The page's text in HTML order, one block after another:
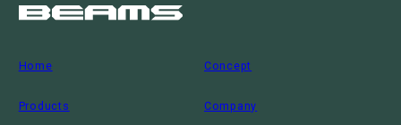
Home Concept
Products Company